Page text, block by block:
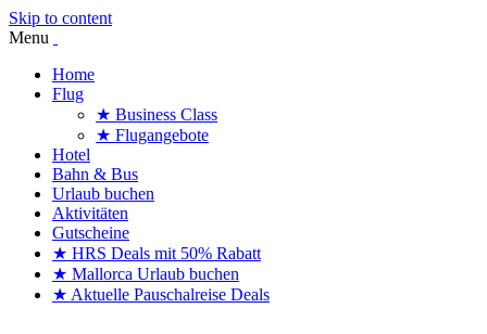
Skip to content
Menu
Home
Flug
★ Business Class
★ Flugangebote
Hotel
Bahn & Bus
Urlaub buchen
Aktivitäten
Gutscheine
★ HRS Deals mit 50% Rabatt
★ Mallorca Urlaub buchen
★ Aktuelle Pauschalreise Deals